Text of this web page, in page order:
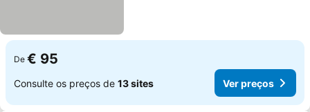
De € 95
Consulte os preços de 13 sites Ver preços